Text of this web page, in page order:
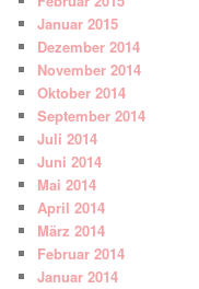
Januar 2015
Dezember 2014
November 2014
Oktober 2014
September 2014
Juli 2014
Juni 2014
Mai 2014
April 2014
März 2014
Februar 2014
Januar 2014